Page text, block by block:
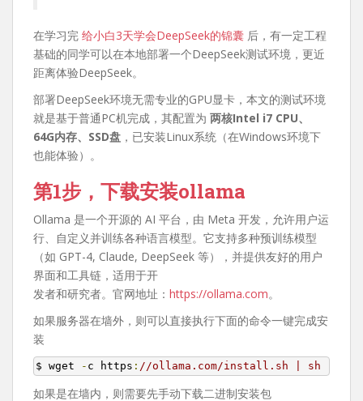
在学习完 给小白3天学会DeepSeek的锦囊 后，有一定工程
基础的同学可以在本地部署一个DeepSeek测试环境，更近
距离体验DeepSeek。
部署DeepSeek环境无需专业的GPU显卡，本文的测试环境
就是基于普通PC机完成，其配置为 两核Intel i7 CPU、
64G内存、SSD盘 ，已安装Linux系统（在Windows环境下
也能体验）。
第1步，下载安装ollama
Ollama 是一个开源的 AI 平台，由 Meta 开发，允许用户运
行、自定义并训练各种语言模型。它支持多种预训练模型
（如 GPT-4, Claude, DeepSeek 等），并提供友好的用户
界面和工具链，适用于开
发者和研究者。官网地址： https://ollama.com。
如果服务器在墙外，则可以直接执行下面的命令一键完成安
装
$ wget - c https : //ollama.com/install.sh | sh
如果是在墙内，则需要先手动下载二进制安装包